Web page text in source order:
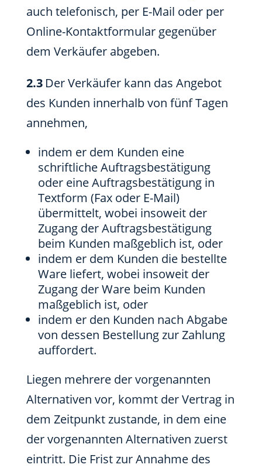
auch telefonisch, per E-Mail oder per
Online-Kontaktformular gegenüber
dem Verkäufer abgeben.
2.3Der Verkäufer kann das Angebot
des Kunden innerhalb von fünf Tagen
annehmen,
indem er dem Kunden eine
schriftliche Auftragsbestätigung
oder eine Auftragsbestätigung in
Textform (Fax oder E-Mail)
übermittelt, wobei insoweit der
Zugang der Auftragsbestätigung
beim Kunden maßgeblich ist, oder
indem er dem Kunden die bestellte
Ware liefert, wobei insoweit der
Zugang der Ware beim Kunden
maßgeblich ist, oder
indem er den Kunden nach Abgabe
von dessen Bestellung zur Zahlung
auffordert.
Liegen mehrere der vorgenannten
Alternativen vor, kommt der Vertrag in
dem Zeitpunkt zustande, in dem eine
der vorgenannten Alternativen zuerst
eintritt. Die Frist zur Annahme des